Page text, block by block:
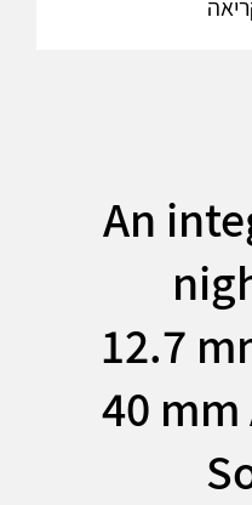
An
12.7
40 mm